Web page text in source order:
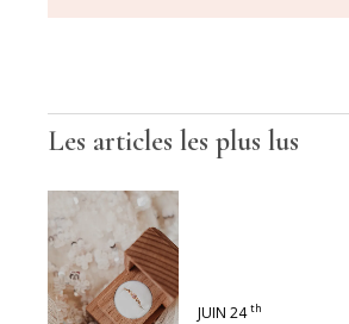
Les articles les plus lus
JUIN 24 th